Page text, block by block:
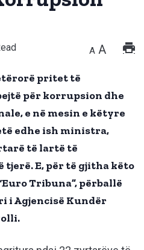
A A
pritet të
për korrupsion dhe
e në mesin e këtyre
edhe ish ministra,
të lartë të
tjerë. E, për të gjitha këto
Tribuna”, përballë
i Agjencisë Kundër